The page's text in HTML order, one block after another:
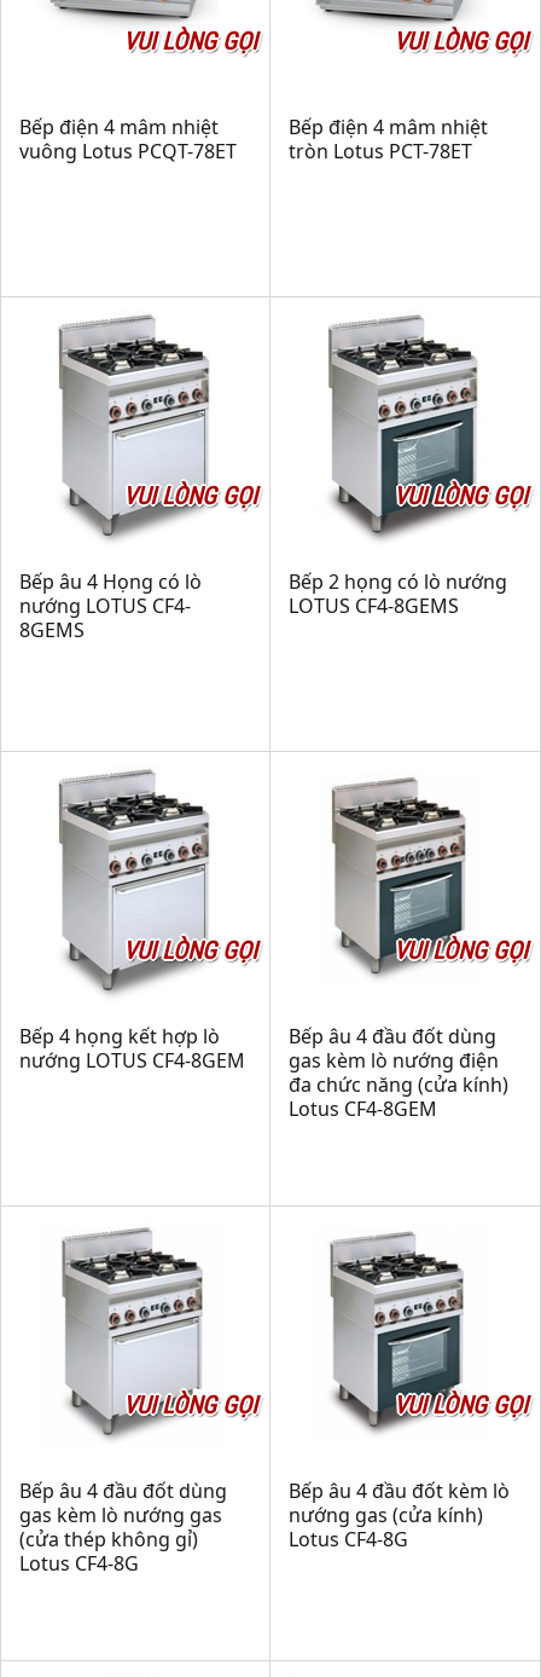
VUI LÒNG GỌI
Bếp điện 4 mâm nhiệt
vuông Lotus PCQT-78ET
VUI LÒNG GỌI
Bếp điện 4 mâm nhiệt
tròn Lotus PCT-78ET
VUI LÒNG GỌI
Bếp âu 4 Họng có lò
nướng LOTUS CF4-
8GEMS
VUI LÒNG GỌI
Bếp 2 họng có lò nướng
LOTUS CF4-8GEMS
VUI LÒNG GỌI
Bếp 4 họng kết hợp lò
nướng LOTUS CF4-8GEM
VUI LÒNG GỌI
Bếp âu 4 đầu đốt dùng
gas kèm lò nướng điện
đa chức năng (cửa kính)
Lotus CF4-8GEM
VUI LÒNG GỌI
Bếp âu 4 đầu đốt dùng
gas kèm lò nướng gas
(cửa thép không gỉ)
Lotus CF4-8G
VUI LÒNG GỌI
Bếp âu 4 đầu đốt kèm lò
nướng gas (cửa kính)
Lotus CF4-8G